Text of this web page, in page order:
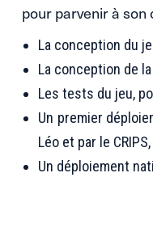
pour parvenir à
La conception du
La conception de
Les tests du jeu,
Un premier
Léo et par le
Un déploiement